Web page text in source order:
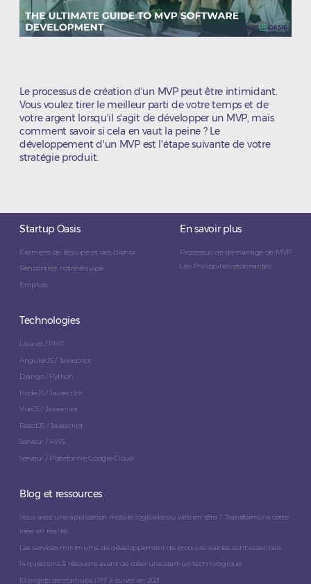
Le processus de création d'un MVP peut être intimidant.
Vous voulez tirer le meilleur parti de votre temps et de
votre argent lorsqu'il s'agit de développer un MVP, mais
comment savoir si cela en vaut la peine ? Le
développement d'un MVP est l'étape suivante de votre
stratégie produit.
Startup Oasis
Examens de l'équipe et des clients
Rencontrez notre équipe
Emplois
En savoir plus
Processus de démarrage de MVP
Les Philippines étonnantes
Technologies
Laravel / PHP
AngularJS / Javascript
Django / Python
NodeJS / Javascript
VueJS / Javascript
ReactJS / Javascript
Serveur / AWS
Serveur / Plateforme Google Cloud
Blog et ressources
Vous avez une application mobile, logicielle ou web en tête ? Transformons cette
idée en réalité.
Les services minimums de développement de produits viables sont essentiels
14 questions à résoudre avant de créer une start-up technologique
10 projets de start-ups NFT à suivre en 2021